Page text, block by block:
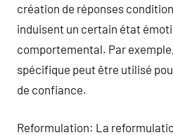
création de réponses
induisent un certain état
comportemental. Par
spécifique peut être utilisé
de confiance.
Reformulation: La